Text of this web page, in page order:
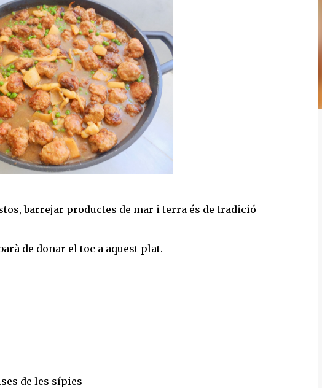
barrejar productes de mar i terra és de tradició
de donar el toc a aquest plat.
de les sípies